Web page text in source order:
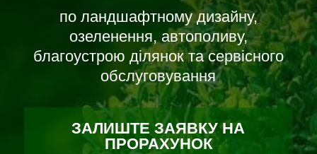
по ландшафтному дизайну,
озеленення, автополиву,
благоустрою ділянок та сервісного
обслуговування
ЗАЛИШТЕ ЗАЯВКУ НА
ПРОРАХУНОК